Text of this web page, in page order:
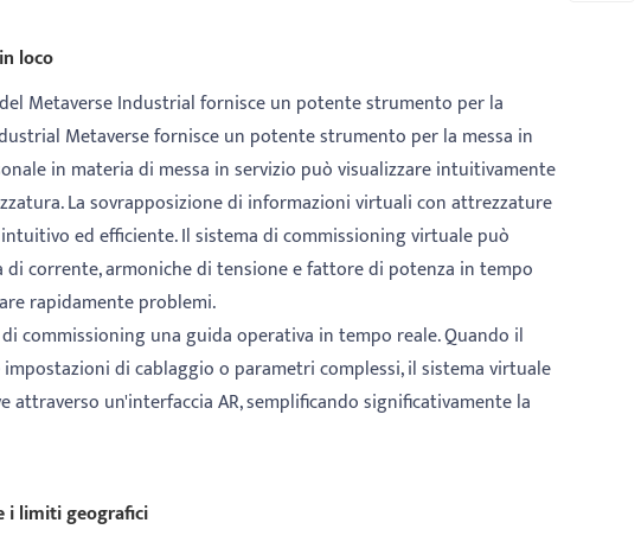
loco
Metaverse Industrial fornisce un potente strumento per la
Metaverse fornisce un potente strumento per la messa in
in materia di messa in servizio può visualizzare intuitivamente
La sovrapposizione di informazioni virtuali con attrezzature
ed efficiente. Il sistema di commissioning virtuale può
corrente, armoniche di tensione e fattore di potenza in tempo
rapidamente problemi.
commissioning una guida operativa in tempo reale. Quando il
di cablaggio o parametri complessi, il sistema virtuale
attraverso un'interfaccia AR, semplificando significativamente la
i limiti geografici